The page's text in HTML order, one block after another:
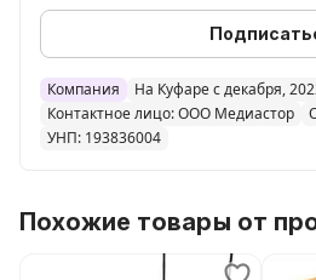
Компания
На Куфаре с декабря,
Контактное лицо: ООО Медиастор
УНП: 193836004
Похожие товары от